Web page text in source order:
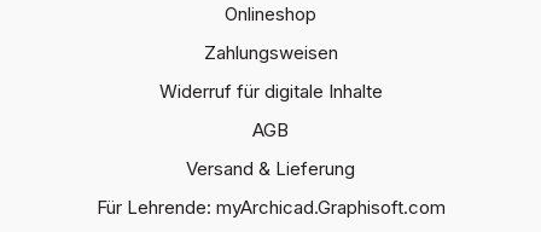
Onlineshop
Zahlungsweisen
Widerruf für digitale Inhalte
AGB
Versand & Lieferung
Für Lehrende: myArchicad.Graphisoft.com